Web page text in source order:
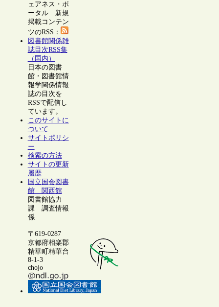
ェアネス・ポ
ータル 新規
掲載コンテン
ツのRSS：
図書館関係雑
誌目次RSS集
（国内）
日本の図書
館・図書館情
報学関係情報
誌の目次を
RSSで配信し
ています。
このサイトに
ついて
サイトポリシ
ー
検索の方法
サイトの更新
履歴
国立国会図書
館 関西館
図書館協力
課 調査情報
係
〒619-0287
京都府相楽郡
精華町精華台
8-1-3
chojo